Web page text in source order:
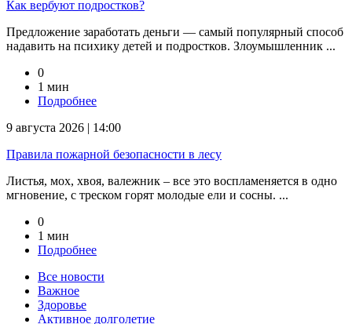
Как вербуют подростков?
Предложение заработать деньги — самый популярный способ
надавить на психику детей и подростков. Злоумышленник ...
0
1 мин
Подробнее
9 августа 2026 | 14:00
Правила пожарной безопасности в лесу
Листья, мох, хвоя, валежник – все это воспламеняется в одно
мгновение, с треском горят молодые ели и сосны. ...
0
1 мин
Подробнее
Все новости
Важное
Здоровье
Активное долголетие